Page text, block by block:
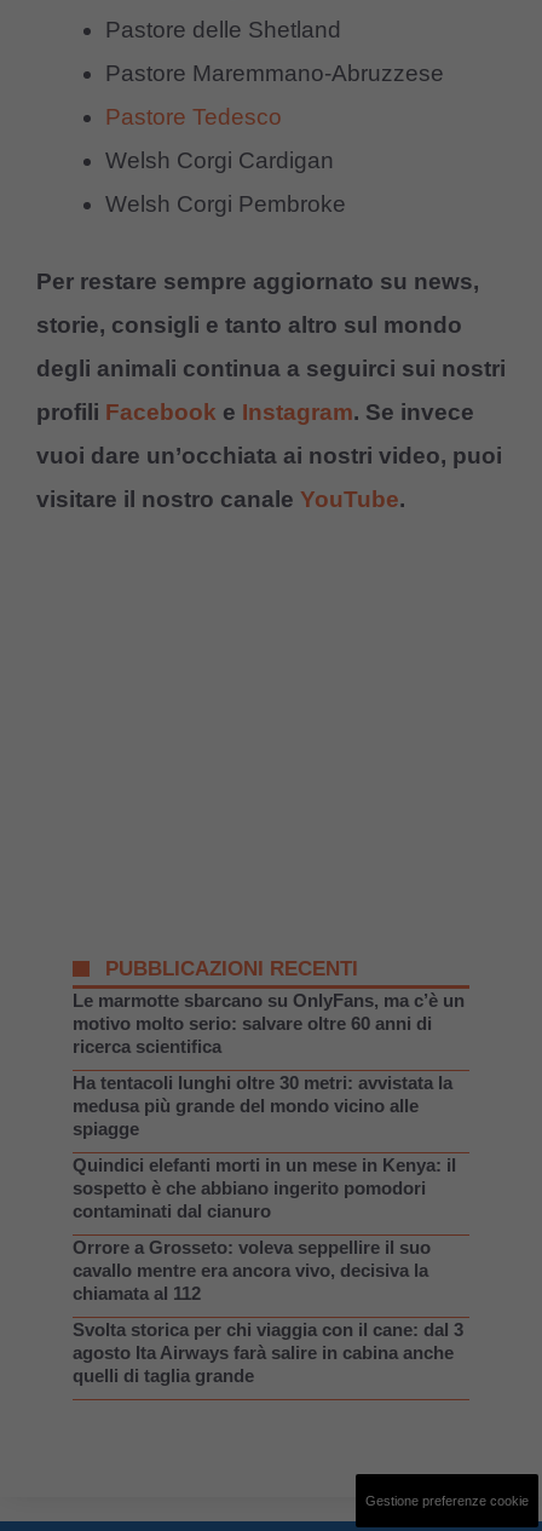
Pastore delle Shetland
Pastore Maremmano-Abruzzese
Pastore Tedesco
Welsh Corgi Cardigan
Welsh Corgi Pembroke
Per restare sempre aggiornato su news,
storie, consigli e tanto altro sul mondo
degli animali continua a seguirci sui nostri
profili Facebook e Instagram. Se invece
vuoi dare un’occhiata ai nostri video, puoi
visitare il nostro canale YouTube.
PUBBLICAZIONI RECENTI
Le marmotte sbarcano su OnlyFans, ma c’è un
motivo molto serio: salvare oltre 60 anni di
ricerca scientifica
Ha tentacoli lunghi oltre 30 metri: avvistata la
medusa più grande del mondo vicino alle
spiagge
Quindici elefanti morti in un mese in Kenya: il
sospetto è che abbiano ingerito pomodori
contaminati dal cianuro
Orrore a Grosseto: voleva seppellire il suo
cavallo mentre era ancora vivo, decisiva la
chiamata al 112
Svolta storica per chi viaggia con il cane: dal 3
agosto Ita Airways farà salire in cabina anche
quelli di taglia grande
Gestione preferenze cookie